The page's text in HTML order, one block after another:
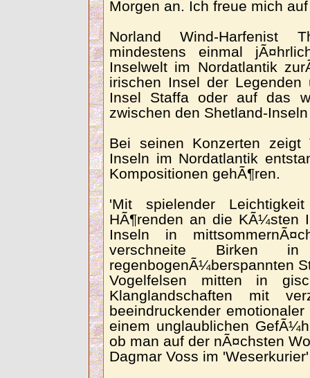
Morgen an. Ich freue mich auf
Norland Wind-Harfenist
mindestens einmal
Inselwelt im Nordatlantik
irischen Insel der
Insel Staffa oder auf das
zwischen den Shetland-
Bei seinen Konzerten
Inseln im Nordatlantik
Kompositionen gehÃ¶ren.
'Mit spielender
HÃ¶renden an die KÃ¼sten
Inseln in
verschneite Birken
regenbogenÃ¼berspannten
Vogelfelsen mitten in
Klanglandschaften mit
beeindruckender
einem unglaublichen
ob man auf der nÃ¤chsten
Dagmar Voss im 'Weserkurier'